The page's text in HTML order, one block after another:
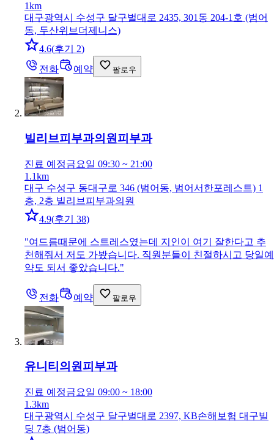
1km
대구광역시 수성구 달구벌대로 2435, 301동 204-1호 (범어
동, 두산위브더제니스)
4.6(후기 2)
전화
예약 팔로우
빌리브피부과의원 피부과
진료 예정금요일 09:30 ~ 21:00
1.1km
대구 수성구 동대구로 346 (범어동, 범어서한포레스트) 1
층, 2층 빌리브피부과의원
4.9(후기 38)
"여드름때문에 스트레스였는데 지인이 여기 잘한다고 추
천해줘서 저도 가봤습니다. 직원분들이 친절하시고 당일예
약도 되서 좋았습니다."
전화 예약 팔로우
유니티의원피부과
진료 예정금요일 09:00 ~ 18:00
1.3km
대구광역시 수성구 달구벌대로 2397, KB손해보험 대구빌
딩 7층 (범어동)